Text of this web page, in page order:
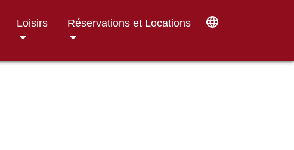
Loisirs Réservations et Locations language